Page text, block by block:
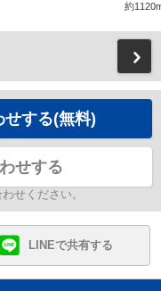
約
せする(無料)
せする
せください。
LINEで共有する